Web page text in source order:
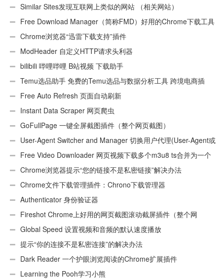
Similar Sites发现互联网上类似的网站 （相关网站）
Free Download Manager（简称FMD）好用的Chrome下载工具
插件Chrome浏览器“迅雷下载支持”插件
ModHeader 自定义HTTP请求头利器
bilibili 哔哩哔哩 B站视频 下载助手
Temu选品助手 免费的Temu选品与数据分析工具 跨境电商插
件 Free Auto Refresh 页面自动刷新
Instant Data Scraper 网页爬虫
GoFullPage 一键全屏截图插件（整个网页截图）
User-Agent Switcher and Manager 切换用户代理(User-Agent或
UA)Free Video Downloader 网页视频下载多个m3u8 ts合并为一个
ts文件Chrome浏览器提示“您的链接不是私密链接”解决办法
Chrome文件下载管理插件：Chrono下载管理器
Authenticator 身份验证器
Fireshot Chrome上好用的网页截图滚动截屏插件（整个网
页）Global Speed 设置视频和音频的默认速度播放
提示“你的连接不是私密连接”的解决办法
Dark Reader 一个护眼浏览阅读的Chrome扩展插件
Learning the Pooh学习小熊